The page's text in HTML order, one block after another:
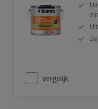
Vergelijk